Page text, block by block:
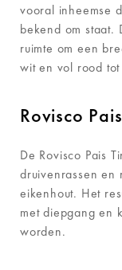
vooral inheemse
bekend om staat.
ruimte om een
wit en vol rood
Rovisco
De Rovisco Pais
druivenrassen en
eikenhout. Het
met diepgang en
worden.